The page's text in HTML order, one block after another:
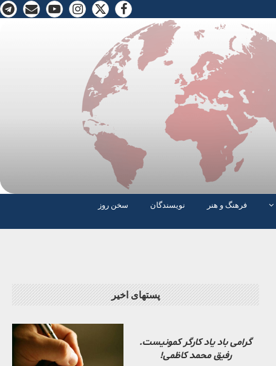
فرهنگ و هنر نویسندگان
سخن روز
پستهای اخیر
گرامی باد یاد کارگر کمونیست.
رفیق محمد کاظمی!